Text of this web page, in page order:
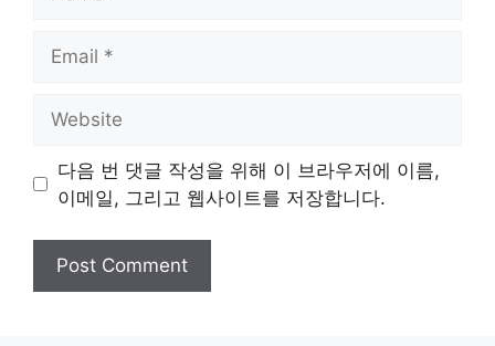
다음 번 댓글 작성을 위해 이 브라우저에 이름,
이메일, 그리고 웹사이트를 저장합니다.